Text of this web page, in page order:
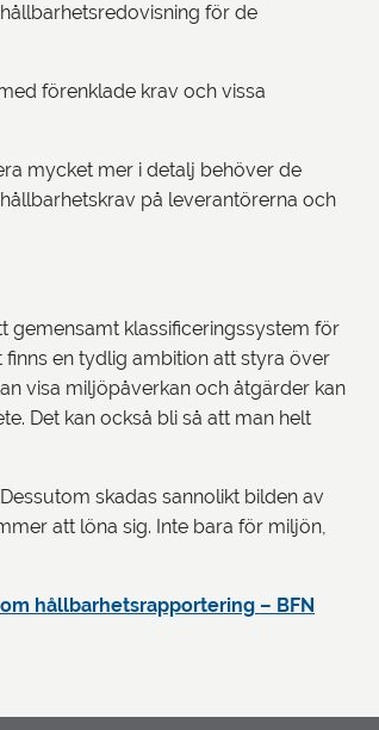
för de
förenklade krav och vissa
mycket mer i detalj behöver de
på leverantörerna och
gemensamt klassificeringssystem för
en tydlig ambition att styra över
visa miljöpåverkan och åtgärder kan
Det kan också bli så att man helt
skadas sannolikt bilden av
att löna sig. Inte bara för miljön,
hållbarhetsrapportering – BFN